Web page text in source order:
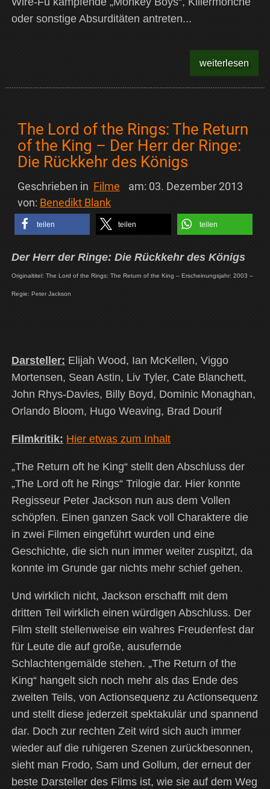
oder sonstige Absurditäten antreten...
weiterlesen
The Lord of the Rings: The Return
of the King – Der Herr der Ringe:
Die Rückkehr des Königs
Geschrieben in Filme am: 03. Dezember 2013
von: Benedikt Blank
teilen teilen teilen
Der Herr der Ringe: Die Rückkehr des Königs
Originaltitel: The Lord of the Rings: The Return of the King – Erscheinungsjahr: 2003 –
Regie: Peter Jackson
Darsteller: Elijah Wood, Ian McKellen, Viggo
Mortensen, Sean Astin, Liv Tyler, Cate Blanchett,
John Rhys-Davies, Billy Boyd, Dominic Monaghan,
Orlando Bloom, Hugo Weaving, Brad Dourif
Filmkritik: Hier etwas zum Inhalt
„The Return oft he King“ stellt den Abschluss der
„The Lord oft he Rings“ Trilogie dar. Hier konnte
Regisseur Peter Jackson nun aus dem Vollen
schöpfen. Einen ganzen Sack voll Charaktere die
in zwei Filmen eingeführt wurden und eine
Geschichte, die sich nun immer weiter zuspitzt, da
konnte im Grunde gar nichts mehr schief gehen.
Und wirklich nicht, Jackson erschafft mit dem
dritten Teil wirklich einen würdigen Abschluss. Der
Film stellt stellenweise ein wahres Freudenfest dar
für Leute die auf große, ausufernde
Schlachtengemälde stehen. „The Return of the
King“ hangelt sich noch mehr als das Ende des
zweiten Teils, von Actionsequenz zu Actionsequenz
und stellt diese jederzeit spektakulär und spannend
dar. Doch zur rechten Zeit wird sich auch immer
wieder auf die ruhigeren Szenen zurückbesonnen,
sieht man Frodo, Sam und Gollum, der erneut der
beste Darsteller des Films ist, wie sie auf dem Weg